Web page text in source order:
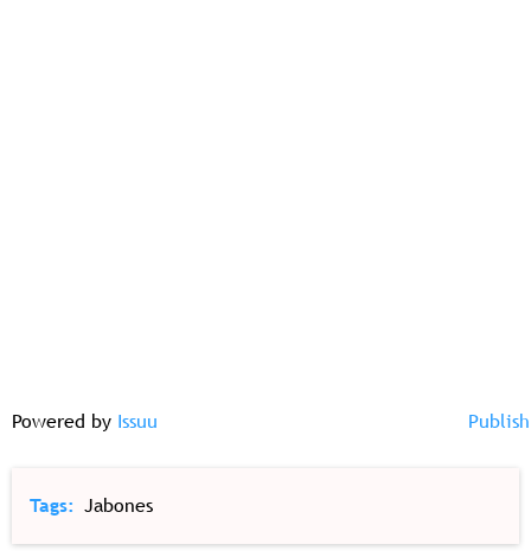
Powered by Issuu
Tags Jabones